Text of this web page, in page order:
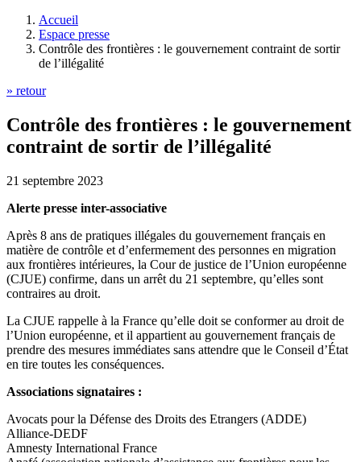
Accueil
Espace presse
Contrôle des frontières : le gouvernement contraint de sortir
de l’illégalité
» retour
Contrôle des frontières : le gouvernement
contraint de sortir de l’illégalité
21 septembre 2023
Alerte presse inter-associative
Après 8 ans de pratiques illégales du gouvernement français en
matière de contrôle et d’enfermement des personnes en migration
aux frontières intérieures, la Cour de justice de l’Union européenne
(CJUE) confirme, dans un arrêt du 21 septembre, qu’elles sont
contraires au droit.
La CJUE rappelle à la France qu’elle doit se conformer au droit de
l’Union européenne, et il appartient au gouvernement français de
prendre des mesures immédiates sans attendre que le Conseil d’État
en tire toutes les conséquences.
Associations signataires :
Avocats pour la Défense des Droits des Etrangers (ADDE)
Alliance-DEDF
Amnesty International France